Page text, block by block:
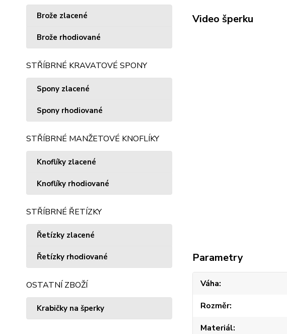
Brože zlacené
Brože rhodiované
STŘÍBRNÉ KRAVATOVÉ SPONY
Spony zlacené
Spony rhodiované
STŘÍBRNÉ MANŽETOVÉ KNOFLÍKY
Knoflíky zlacené
Knoflíky rhodiované
STŘÍBRNÉ ŘETÍZKY
Řetízky zlacené
Řetízky rhodiované
OSTATNÍ ZBOŽÍ
Krabičky na šperky
Video šperku
Parametry
Váha
Rozměr
Materiál